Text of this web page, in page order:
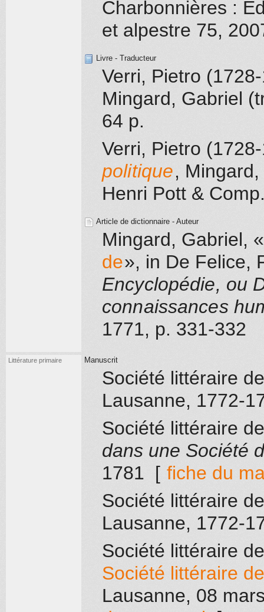
Charbonnières :
et alpestre 75,
Livre - Traducteur
Verri, Pietro
Mingard, Gabriel
64 p.
Verri, Pietro
politique,
Henri Pott &
Article de dictionnaire - Auteur
Mingard, Gabriel, «
de», in De Felice,
Encyclopédie, ou
connaissances
1771, p. 331-332
Littérature primaire Manuscrit
Société littéraire
Lausanne, 1772-
Société littéraire
dans une Société
1781 [ fiche du
Société littéraire
Lausanne, 1772-
Société littéraire
Société littéraire
Lausanne, 08